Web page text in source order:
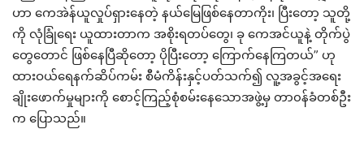
ဟာ ကေအဲန်ယူလှုပ်ရှားနေတဲ့ နယ်မြေဖြစ်နေတာကိုး၊ ပြီးတော့ သူတို့
ကို လုံခြုံရေး ယူထားတာက အစိုးရတပ်တွေ၊ ခု ကေအင်ယူနဲ့ တိုက်ပွဲ
တွေတောင် ဖြစ်နေပြီဆိုတော့ ပိုပြီးတော့ ကြောက်နေကြတယ်” ဟု
ထားဝယ်ရေနက်ဆိပ်ကမ်း စီမံကိန်းနှင့်ပတ်သက်၍ လူ့အခွင့်အရေး
ချိုးဖောက်မှုများကို စောင့်ကြည့်စုံစမ်းနေသောအဖွဲ့မှ တာ၀န်ခံတစ်ဦး
က ပြောသည်။